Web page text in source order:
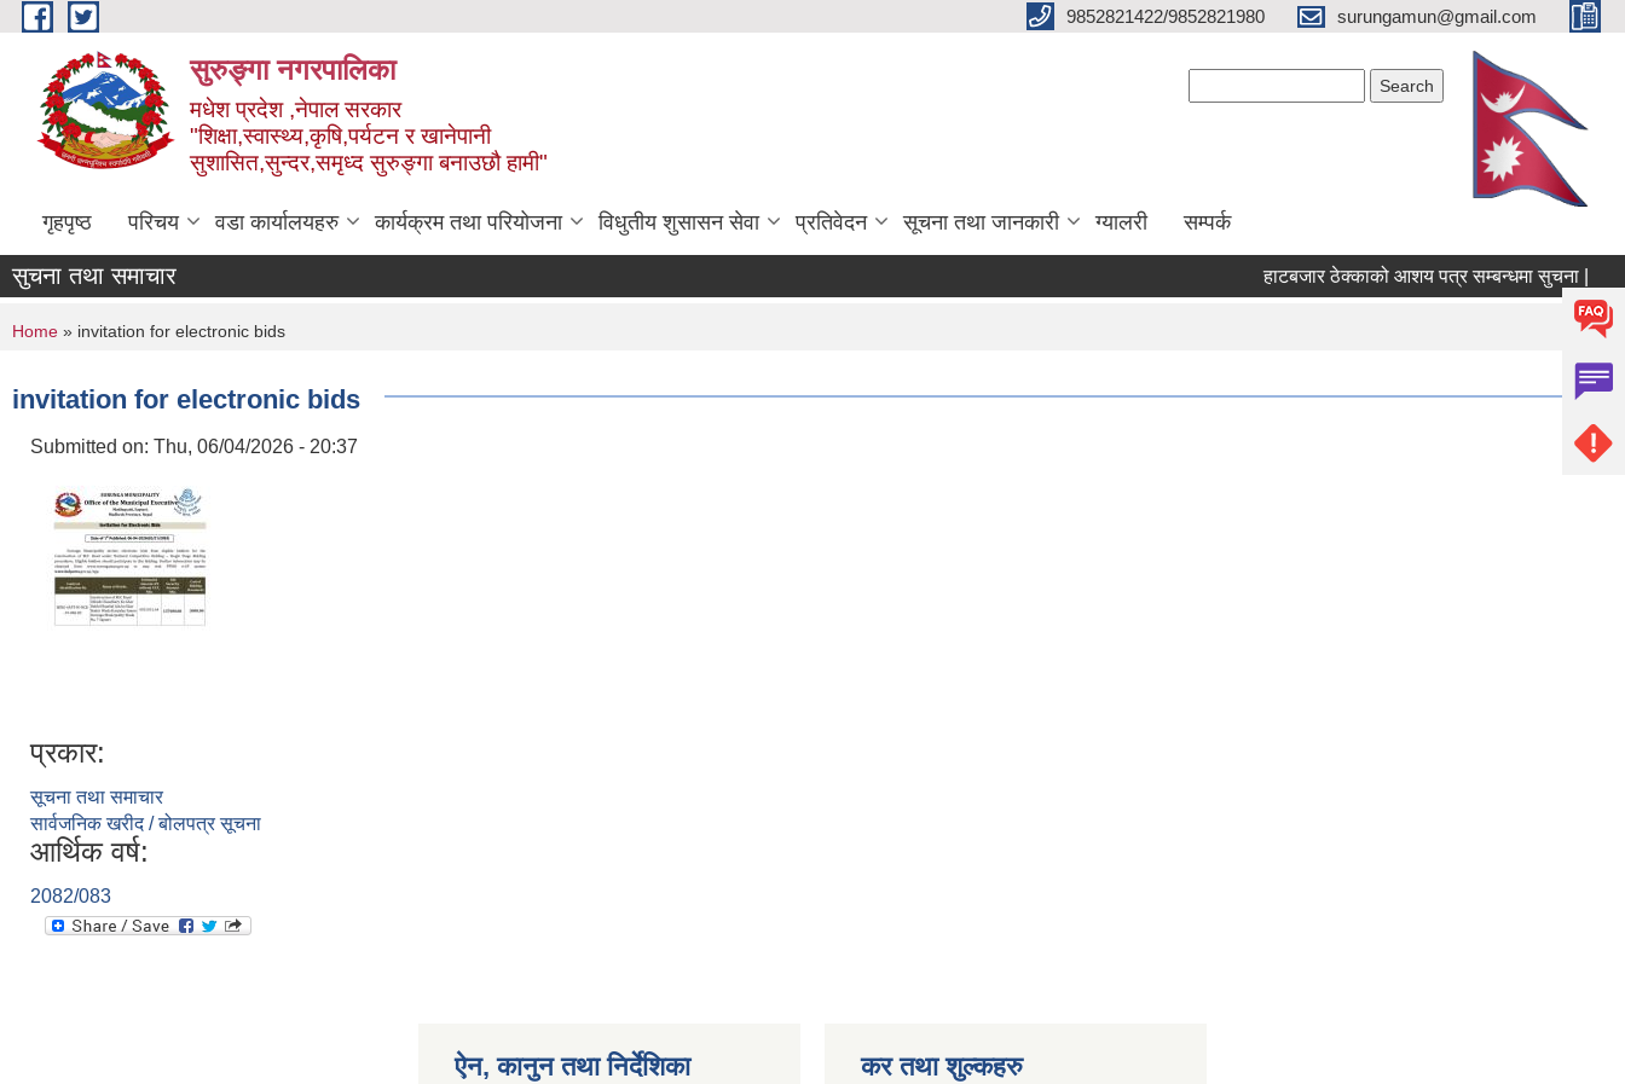
Skip to main content 9852821422/9852821980 surungamun@gmail.com
सुरुङ्‍गा नगरपालिका
मधेश प्रदेश ,नेपाल सरकार
"शिक्षा,स्वास्थ्य,कृषि,पर्यटन र खानेपानी
सुशासित,सुन्दर,समृध्द सुरुङ्गा बनाउछौ हामी"
गृहपृष्ठ परिचय वडा कार्यालयहरु कार्यक्रम तथा परियोजना विधुतीय शुसासन सेवा प्रतिवेदन सूचना तथा जानकारी ग्यालरी सम्पर्क
सुचना तथा समाचार हाटबजार ठेक्काको आशय पत्र सम्बन्धमा सुचना |
You are here
Home » invitation for electronic bids
invitation for electronic bids
Submitted on: Thu, 06/04/2026 - 20:37
प्रकार:
सूचना तथा समाचार
सार्वजनिक खरीद / बोलपत्र सूचना
आर्थिक वर्ष:
2082/083
ऐन, कानुन तथा निर्देशिका कर तथा शुल्कहरु